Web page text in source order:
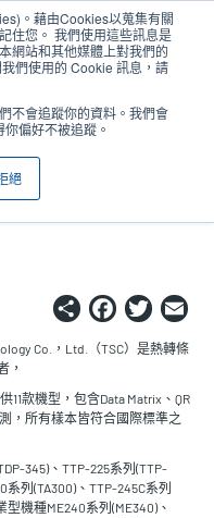
。藉由Cookies以蒐集有關
住您。 我們使用這些訊息是
網站和其他媒體上對我們的
們使用的 Cookie 訊息，請
不會追蹤你的資料。我們會
偏好不被追蹤。
絕
User
menu
User
過GS1二維條
Share
Co.，Ltd.（TSC）是熱轉條
，
11款機型，包含Data Matrix、QR
，所有樣本皆符合國際標準之
345)、TTP-225系列(TTP-
列(TA300)、TTP-245C系列
機種ME240系列(ME340)、